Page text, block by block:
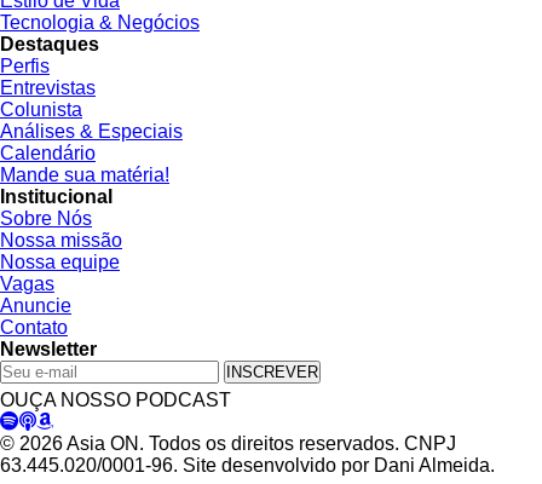
Tecnologia & Negócios
Destaques
Perfis
Entrevistas
Colunista
Análises & Especiais
Calendário
Mande sua matéria!
Institucional
Sobre Nós
Nossa missão
Nossa equipe
Vagas
Anuncie
Contato
Newsletter
INSCREVER
OUÇA NOSSO PODCAST
© 2026 Asia ON. Todos os direitos reservados. CNPJ
63.445.020/0001-96. Site desenvolvido por Dani Almeida.